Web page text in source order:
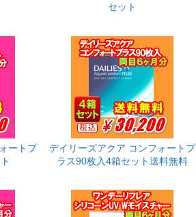
セット
ートプ
デイリーズアクア コンフォートプ
ラス90枚入4箱セット送料無料